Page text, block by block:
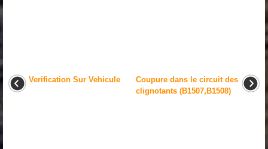
Verification Sur Vehicule
Coupure dans le circuit des
clignotants (B1507,B1508)